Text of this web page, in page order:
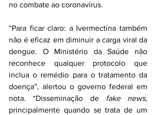
no combate ao coronavírus.
“Para ficar claro: a Ivermectina também
não é eficaz em diminuir a carga viral da
dengue. O Ministério da Saúde não
reconhece qualquer protocolo que
inclua o remédio para o tratamento da
doença”, alertou o governo federal em
nota. “Disseminação de fake news,
principalmente quando se trata de um